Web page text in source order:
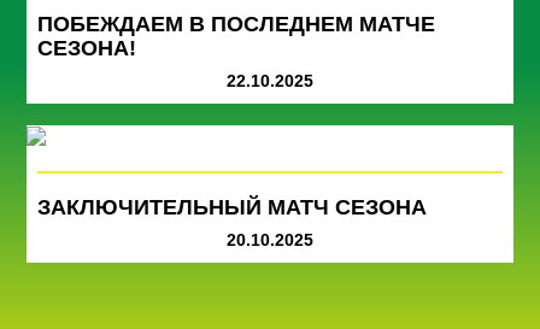
ПОБЕЖДАЕМ В ПОСЛЕДНЕМ МАТЧЕ
СЕЗОНА!
22.10.2025
ЗАКЛЮЧИТЕЛЬНЫЙ МАТЧ СЕЗОНА
20.10.2025